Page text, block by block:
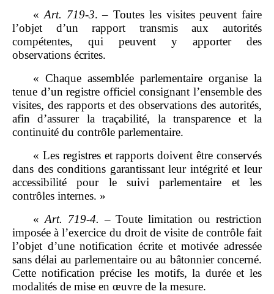
«Art. 719‑3. – Toutes les visites peuvent faire
l’objet d’un rapport transmis aux autorités
compétentes, qui peuvent y apporter des
observations écrites.
« Chaque assemblée parlementaire organise la
tenue d’un registre officiel consignant l’ensemble des
visites, des rapports et des observations des autorités,
afin d’assurer la traçabilité, la transparence et la
continuité du contrôle parlementaire.
« Les registres et rapports doivent être conservés
dans des conditions garantissant leur intégrité et leur
accessibilité pour le suivi parlementaire et les
contrôles internes. »
«Art. 719‑4. – Toute limitation ou restriction
imposée à l’exercice du droit de visite de contrôle fait
l’objet d’une notification écrite et motivée adressée
sans délai au parlementaire ou au bâtonnier concerné.
Cette notification précise les motifs, la durée et les
modalités de mise en œuvre de la mesure.